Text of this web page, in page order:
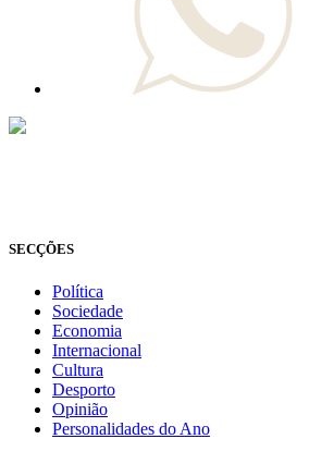
SECÇÕES
Política
Sociedade
Economia
Internacional
Cultura
Desporto
Opinião
Personalidades do Ano